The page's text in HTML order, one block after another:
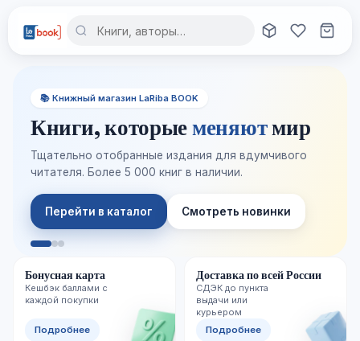
📚 Книжный магазин LaRiba BOOK
Книги, которыеменяютмир
Тщательно отобранные издания для вдумчивого
читателя. Более 5 000 книг в наличии.
Перейти в каталог Смотреть новинки
Бонусная карта
Кешбэк баллами с
каждой покупки
Подробнее
Доставка по всей России
СДЭК до пункта
выдачи или
курьером
Подробнее